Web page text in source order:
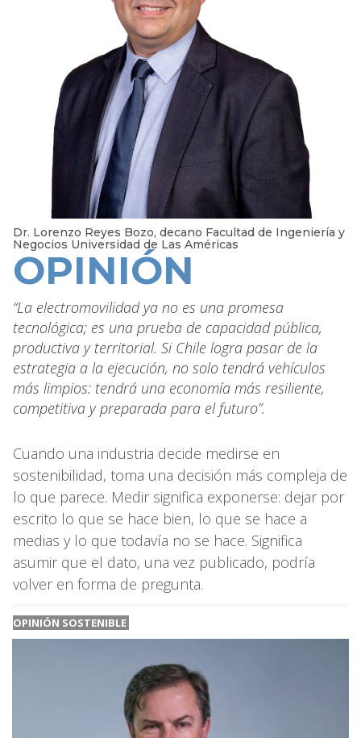
Dr. Lorenzo Reyes Bozo, decano Facultad de Ingeniería y
Negocios Universidad de Las Américas
OPINIÓN
“La electromovilidad ya no es una promesa
tecnológica; es una prueba de capacidad pública,
productiva y territorial. Si Chile logra pasar de la
estrategia a la ejecución, no solo tendrá vehículos
más limpios: tendrá una economía más resiliente,
competitiva y preparada para el futuro”.
Cuando una industria decide medirse en
sostenibilidad, toma una decisión más compleja de
lo que parece. Medir significa exponerse: dejar por
escrito lo que se hace bien, lo que se hace a
medias y lo que todavía no se hace. Significa
asumir que el dato, una vez publicado, podría
volver en forma de pregunta.
OPINIÓN SOSTENIBLE